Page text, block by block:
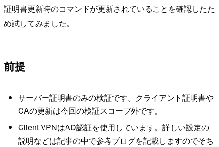
証明書更新時のコマンドが更新されていることを確認したた
め試してみました。
前提
サーバー証明書のみの検証です。クライアント証明書や
CAの更新は今回の検証スコープ外です。
Client VPNはAD認証を使用しています。詳しい設定の
説明などは記事の中で参考ブログを記載しますのでそち